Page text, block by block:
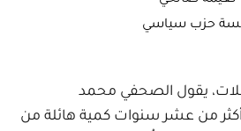
حزب سياسي
يقول الصحفي محمد
أكثر من عشر سنوات كمية هائلة من